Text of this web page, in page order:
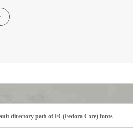
directory path of FC(Fedora Core) fonts